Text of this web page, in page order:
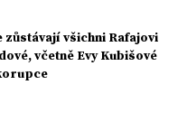
zůstávají všichni Rafajovi
včetně Evy Kubišové